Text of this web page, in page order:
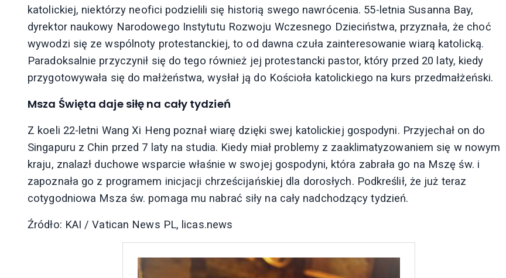
katolickiej, niektórzy neofici podzielili się historią swego nawrócenia. 55-letnia Susanna Bay,
dyrektor naukowy Narodowego Instytutu Rozwoju Wczesnego Dzieciństwa, przyznała, że choć
wywodzi się ze wspólnoty protestanckiej, to od dawna czuła zainteresowanie wiarą katolicką.
Paradoksalnie przyczynił się do tego również jej protestancki pastor, który przed 20 laty, kiedy
przygotowywała się do małżeństwa, wysłał ją do Kościoła katolickiego na kurs przedmałżeński.
Msza Święta daje siłę na cały tydzień
Z koeli 22-letni Wang Xi Heng poznał wiarę dzięki swej katolickiej gospodyni. Przyjechał on do
Singapuru z Chin przed 7 laty na studia. Kiedy miał problemy z zaaklimatyzowaniem się w nowym
kraju, znalazł duchowe wsparcie właśnie w swojej gospodyni, która zabrała go na Mszę św. i
zapoznała go z programem inicjacji chrześcijańskiej dla dorosłych. Podkreślił, że już teraz
cotygodniowa Msza św. pomaga mu nabrać siły na cały nadchodzący tydzień.
Źródło: KAI / Vatican News PL, licas.news